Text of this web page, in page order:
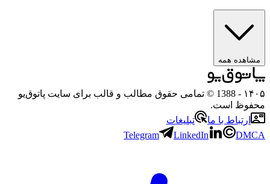
مشاهده همه
۱۴۰۵
- 1388 © تمامی حقوق مطالب و قالب برای سایت پاتوق‌یو
محفوظ است.
ارتباط با ما
تبلیغات
Telegram
LinkedIn DMCA